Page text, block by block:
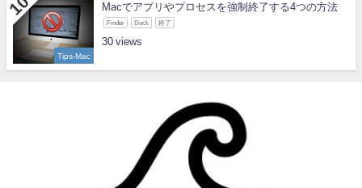
Tips-Mac
Macでアプリやプロセスを強制終了する4つの方法
Finder Dock 終了
30